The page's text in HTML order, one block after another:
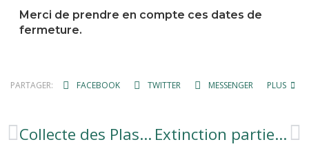
Merci de prendre en compte ces dates de
fermeture.
PARTAGER: FACEBOOK TWITTER MESSENGER PLUS
Collecte des Plastiques Agricoles Usagés ANNEE 2023 Extinction partielle de l’éclairage public dans la commune.